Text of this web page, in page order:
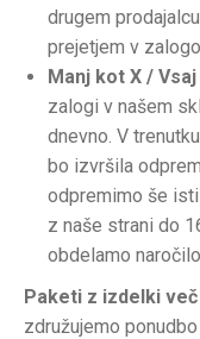
drugem
prejetjem v
Manj kot X /
zalogi v našem
dnevno. V
bo izvršila
odpremimo še
z naše strani do
obdelamo
Paketi z izdelki
združujemo